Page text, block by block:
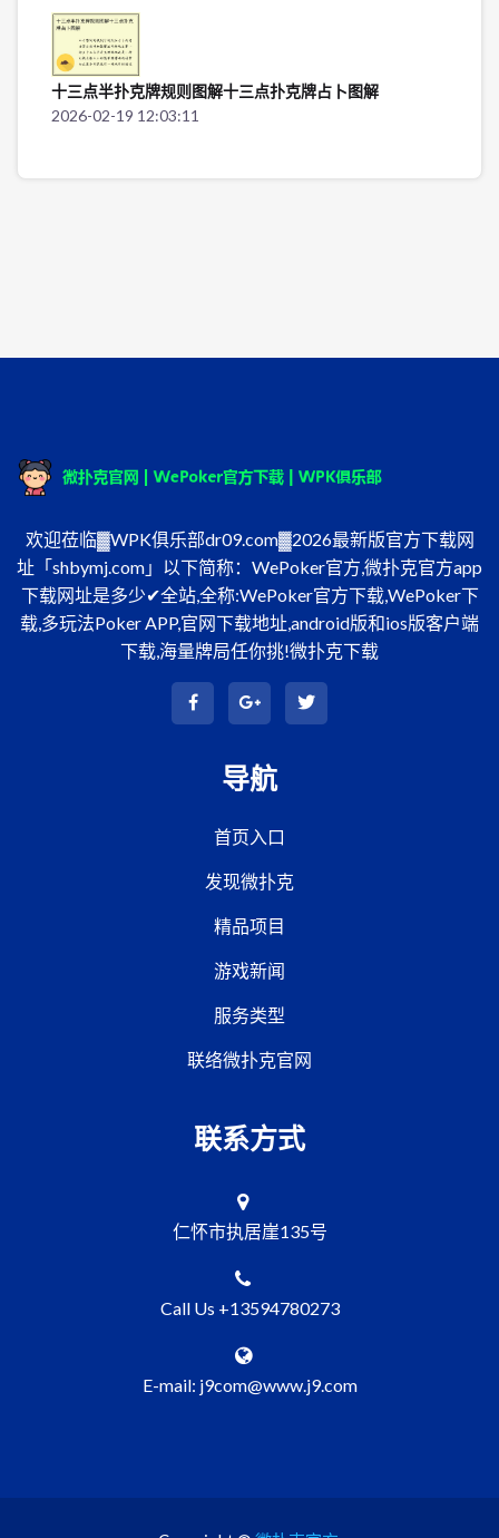
十三点半扑克牌规则图解十三点扑克牌占卜图解
2026-02-19 12:03:11
欢迎莅临▓WPK俱乐部dr09.com▓2026最新版官方下载网
址「shbymj.com」以下简称：WePoker官方,微扑克官方app
下载网址是多少✔全站,全称:WePoker官方下载,WePoker下
载,多玩法Poker APP,官网下载地址,android版和ios版客户端
下载,海量牌局任你挑!微扑克下载
导航
首页入口
发现微扑克
精品项目
游戏新闻
服务类型
联络微扑克官网
联系方式
仁怀市执居崖135号
Call Us +13594780273
E-mail: j9com@www.j9.com